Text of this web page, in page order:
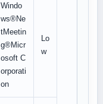
Windo
ws®Ne
tMeetin
g®Micr
osoft C
orporati
on
Lo
w